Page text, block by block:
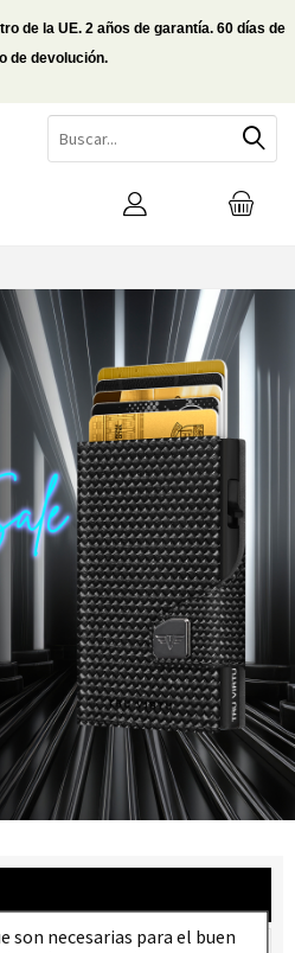
de la UE. 2 años de garantía. 60 días de
de devolución.
son necesarias para el buen